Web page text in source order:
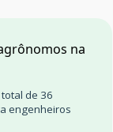
na
de 36
engenheiros